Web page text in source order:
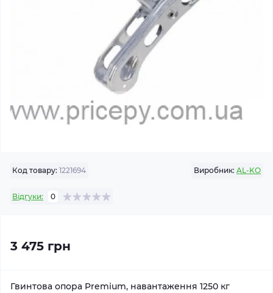
Код товару: 1221694 Виробник: AL-KO
Відгуки: 0
3 475 грн
Гвинтова опора Premium, навантаження 1250 кг